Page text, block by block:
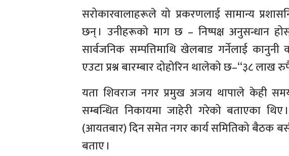
सरोकारवालाहरूले यो प्रकरणलाई सामान्य
छन् । उनीहरूको माग छ – निष्पक्ष अनुसन्धान
सार्वजनिक सम्पत्तिमाथि खेलबाड गर्नेलाई
एउटा प्रश्न बारम्बार दोहोरिन थालेको छ–“३८ लाख
यता शिवराज नगर प्रमुख अजय थापाले केही
सम्बन्धित निकायमा जाहेरी गरेको बताएका थिए
(आयतबार) दिन समेत नगर कार्य समितिको बैठक
बताए ।